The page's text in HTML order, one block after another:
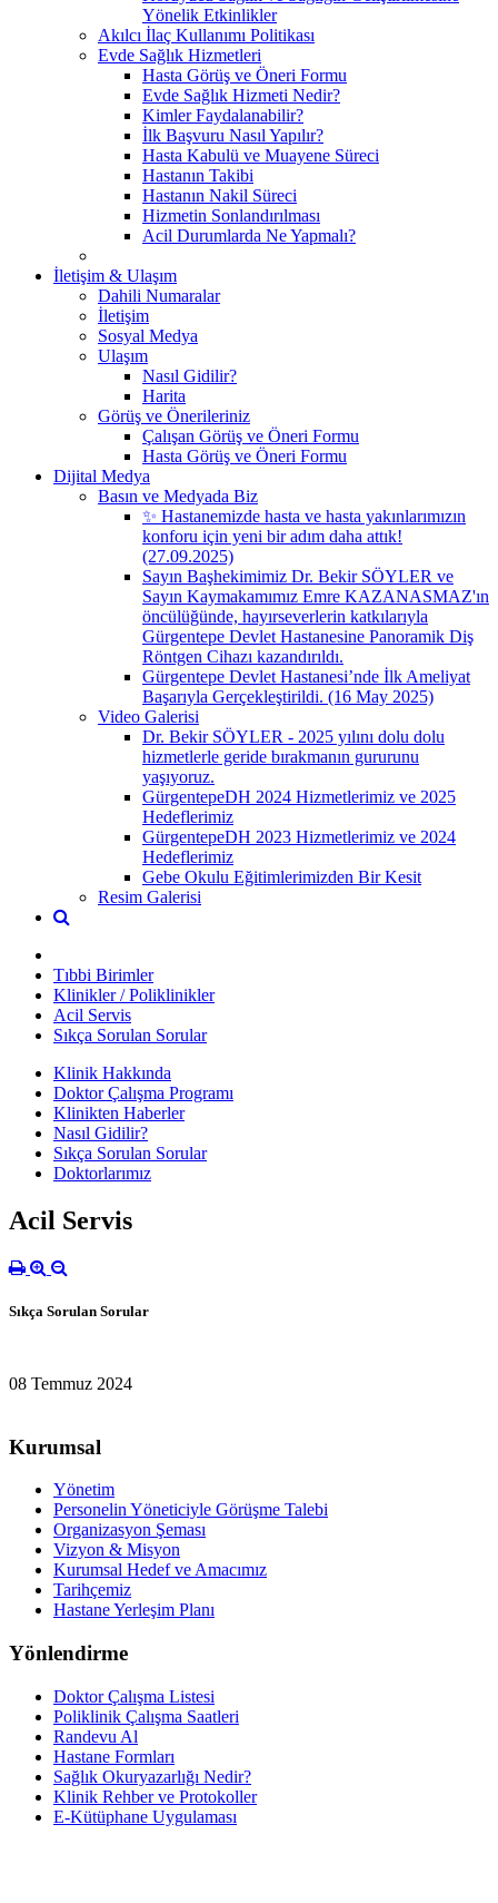
Yönelik Etkinlikler
Akılcı İlaç Kullanımı Politikası
Evde Sağlık Hizmetleri
Hasta Görüş ve Öneri Formu
Evde Sağlık Hizmeti Nedir?
Kimler Faydalanabilir?
İlk Başvuru Nasıl Yapılır?
Hasta Kabulü ve Muayene Süreci
Hastanın Takibi
Hastanın Nakil Süreci
Hizmetin Sonlandırılması
Acil Durumlarda Ne Yapmalı?
İletişim & Ulaşım
Dahili Numaralar
İletişim
Sosyal Medya
Ulaşım
Nasıl Gidilir?
Harita
Görüş ve Önerileriniz
Çalışan Görüş ve Öneri Formu
Hasta Görüş ve Öneri Formu
Dijital Medya
Basın ve Medyada Biz
✨ Hastanemizde hasta ve hasta yakınlarımızın
konforu için yeni bir adım daha attık!
(27.09.2025)
Sayın Başhekimimiz Dr. Bekir SÖYLER ve
Sayın Kaymakamımız Emre KAZANASMAZ'ın
öncülüğünde, hayırseverlerin katkılarıyla
Gürgentepe Devlet Hastanesine Panoramik Diş
Röntgen Cihazı kazandırıldı.
Gürgentepe Devlet Hastanesi’nde İlk Ameliyat
Başarıyla Gerçekleştirildi. (16 May 2025)
Video Galerisi
Dr. Bekir SÖYLER - 2025 yılını dolu dolu
hizmetlerle geride bırakmanın gururunu
yaşıyoruz.
GürgentepeDH 2024 Hizmetlerimiz ve 2025
Hedeflerimiz
GürgentepeDH 2023 Hizmetlerimiz ve 2024
Hedeflerimiz
Gebe Okulu Eğitimlerimizden Bir Kesit
Resim Galerisi
Tıbbi Birimler
Klinikler / Poliklinikler
Acil Servis
Sıkça Sorulan Sorular
Klinik Hakkında
Doktor Çalışma Programı
Klinikten Haberler
Nasıl Gidilir?
Sıkça Sorulan Sorular
Doktorlarımız
Acil Servis
Sıkça Sorulan Sorular
08 Temmuz 2024
Kurumsal
Yönetim
Personelin Yöneticiyle Görüşme Talebi
Organizasyon Şeması
Vizyon & Misyon
Kurumsal Hedef ve Amacımız
Tarihçemiz
Hastane Yerleşim Planı
Yönlendirme
Doktor Çalışma Listesi
Poliklinik Çalışma Saatleri
Randevu Al
Hastane Formları
Sağlık Okuryazarlığı Nedir?
Klinik Rehber ve Protokoller
E-Kütüphane Uygulaması